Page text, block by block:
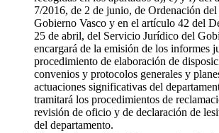
7/2016, de 2 de junio, de Ordenación
Gobierno Vasco y en el artículo 42 del
25 de abril, del Servicio Jurídico del
encargará de la emisión de los informes
procedimiento de elaboración de
convenios y protocolos generales y
actuaciones significativas del
tramitará los procedimientos de
revisión de oficio y de declaración de
del departamento.